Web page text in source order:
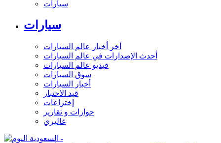
سيارات
سيارات
آخر أخبار عالم السيارات
أحدث الإصدارات في عالم السيارات
فيديو عالم السيارات
سوق السيارات
أخبار السيارات
قيد الاختبار
إختراعات
حوارات و تقارير
غاليري